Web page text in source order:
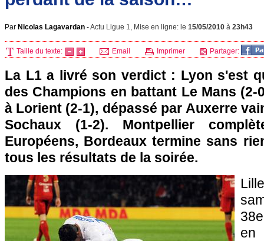
Par Nicolas Lagavardan -Actu Ligue 1, Mise en ligne: le 15/05/2010 à 23h43
Taille du texte: Email Imprimer Partager:
La L1 a livré son verdict : Lyon s'est
des Champions en battant Le Mans (2-
à Lorient (2-1), dépassé par Auxerre
Sochaux (1-2). Montpellier
Européens, Bordeaux termine sans
tous les résultats de la soirée.
Lille
en